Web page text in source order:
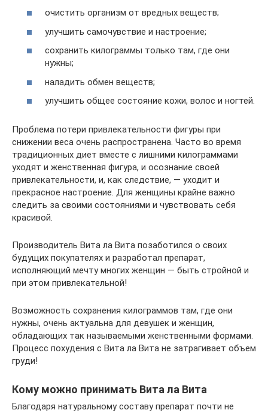
очистить организм от вредных веществ;
улучшить самочувствие и настроение;
сохранить килограммы только там, где они
нужны;
наладить обмен веществ;
улучшить общее состояние кожи, волос и ногтей.
Проблема потери привлекательности фигуры при
снижении веса очень распространена. Часто во время
традиционных диет вместе с лишними килограммами
уходят и женственная фигура, и осознание своей
привлекательности, и, как следствие, — уходит и
прекрасное настроение. Для женщины крайне важно
следить за своими состояниями и чувствовать себя
красивой.
Производитель Вита ла Вита позаботился о своих
будущих покупателях и разработал препарат,
исполняющий мечту многих женщин — быть стройной и
при этом привлекательной!
Возможность сохранения килограммов там, где они
нужны, очень актуальна для девушек и женщин,
обладающих так называемыми женственными формами.
Процесс похудения с Вита ла Вита не затрагивает объем
груди!
Кому можно принимать Вита ла Вита
Благодаря натуральному составу препарат почти не